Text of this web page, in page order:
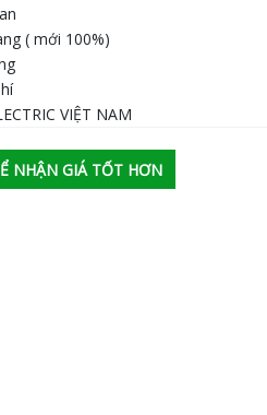
( mới 100%)
VIỆT NAM
NHẬN GIÁ TỐT HƠN